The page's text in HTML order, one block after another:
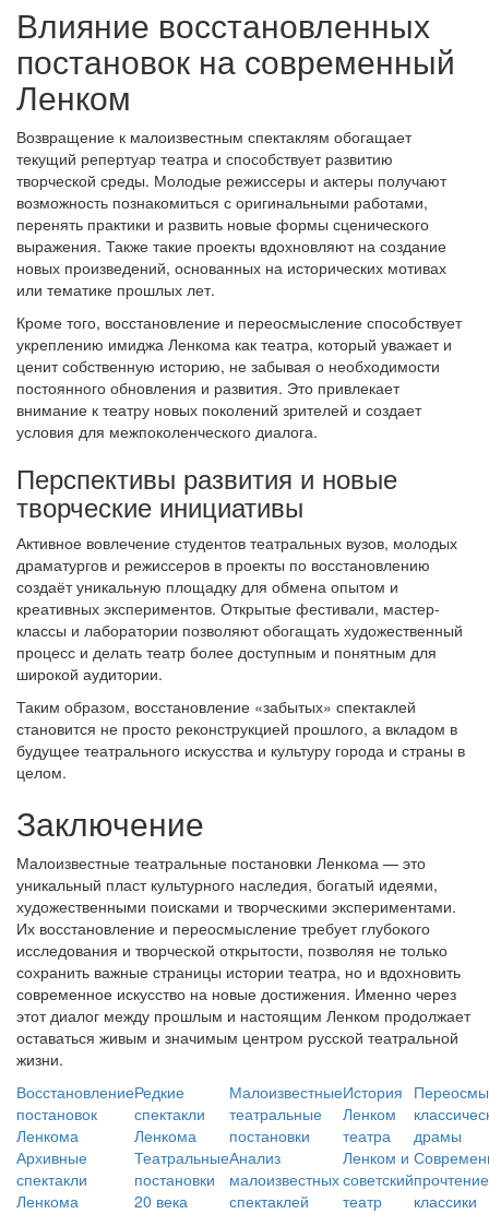
Влияние восстановленных
постановок на современный
Ленком
Возвращение к малоизвестным спектаклям обогащает
текущий репертуар театра и способствует развитию
творческой среды. Молодые режиссеры и актеры получают
возможность познакомиться с оригинальными работами,
перенять практики и развить новые формы сценического
выражения. Также такие проекты вдохновляют на создание
новых произведений, основанных на исторических мотивах
или тематике прошлых лет.
Кроме того, восстановление и переосмысление способствует
укреплению имиджа Ленкома как театра, который уважает и
ценит собственную историю, не забывая о необходимости
постоянного обновления и развития. Это привлекает
внимание к театру новых поколений зрителей и создает
условия для межпоколенческого диалога.
Перспективы развития и новые
творческие инициативы
Активное вовлечение студентов театральных вузов, молодых
драматургов и режиссеров в проекты по восстановлению
создаёт уникальную площадку для обмена опытом и
креативных экспериментов. Открытые фестивали, мастер-
классы и лаборатории позволяют обогащать художественный
процесс и делать театр более доступным и понятным для
широкой аудитории.
Таким образом, восстановление «забытых» спектаклей
становится не просто реконструкцией прошлого, а вкладом в
будущее театрального искусства и культуру города и страны в
целом.
Заключение
Малоизвестные театральные постановки Ленкома — это
уникальный пласт культурного наследия, богатый идеями,
художественными поисками и творческими экспериментами.
Их восстановление и переосмысление требует глубокого
исследования и творческой открытости, позволяя не только
сохранить важные страницы истории театра, но и вдохновить
современное искусство на новые достижения. Именно через
этот диалог между прошлым и настоящим Ленком продолжает
оставаться живым и значимым центром русской театральной
жизни.
Восстановление
постановок
Ленкома
Редкие
спектакли
Ленкома
Малоизвестные
театральные
постановки
История
Ленком
театра
драмы
Архивные
спектакли
Ленкома
Театральные
постановки
20 века
Анализ
малоизвестных
спектаклей
Ленком и
советский
театр
прочтение
классики